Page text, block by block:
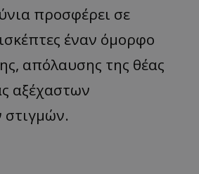
προσφέρει σε
έναν όμορφο
απόλαυσης της θέας
αξέχαστων